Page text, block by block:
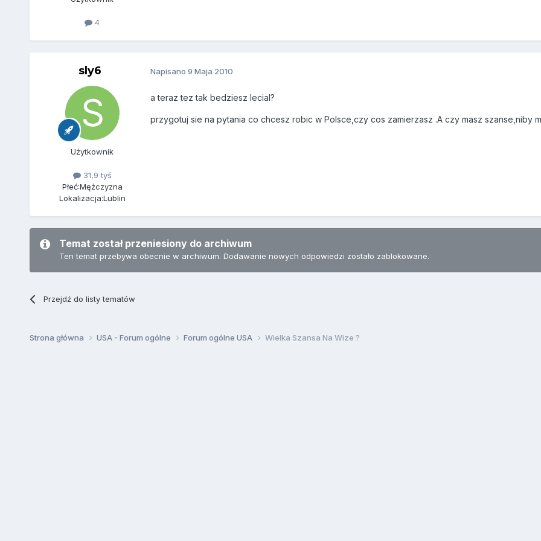
4
sly6
Użytkownik
31,9 tyś
Płeć:Mężczyzna
Lokalizacja:Lublin
Napisano 9 Maja 2010
a teraz tez tak bedziesz lecial?
przygotuj sie na pytania co chcesz robic w Polsce,czy cos zamierzasz .A czy masz szanse,niby
Temat został przeniesiony do archiwum
Ten temat przebywa obecnie w archiwum. Dodawanie nowych odpowiedzi zostało zablokowane.
Przejdź do listy tematów
Strona główna USA - Forum ogólne Forum ogólne USA Wielka Szansa Na Wize ?